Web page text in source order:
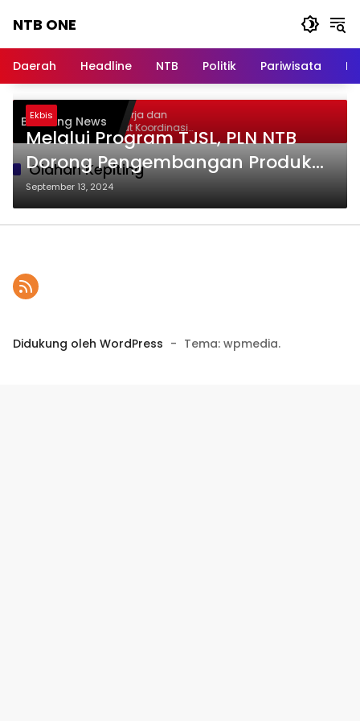
NTB ONE
dan
Berita
Lombok
Daerah Headline NTB Politik Pariwisata
Breaking News
Audiensi, Jasa Raharja dan
PANRB Perkuat Koordinasi
Kepatuhan PKB dan SWDKLLJ
Olahan Kepiting
Ekbis
Melalui Program TJSL, PLN NTB
Dorong Pengembangan Produk
Plahan Berbasis Mangrove dan
Kepiting
September 13, 2024
Didukung oleh WordPress - Tema: wpmedia.